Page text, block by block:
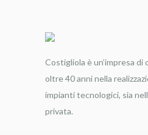
Costigliola è un’impresa
oltre 40 anni nella
impianti tecnologici, sia
privata.